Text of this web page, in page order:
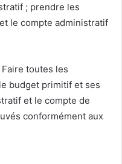
; prendre les
le compte administratif
Faire toutes les
budget primitif et ses
et le compte de
conformément aux